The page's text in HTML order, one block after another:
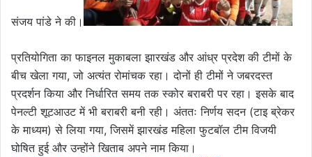
संजय पांडे ने की।
प्रतियोगिता का फाइनल मुकाबला झारखंड और आंध्र प्रदेश की टीमों के
बीच खेला गया, जो अत्यंत रोमांचक रहा। दोनों ही टीमों ने जबरदस्त
प्रदर्शन किया और निर्धारित समय तक स्कोर बराबरी पर रहा। इसके बाद
पेनल्टी शूटआउट में भी बराबरी बनी रही। अंततः निर्णय सदन (टाइ ब्रेकर
के माध्यम) से लिया गया, जिसमें झारखंड महिला फुटबॉल टीम विजयी
घोषित हुई और उन्होंने खिताब अपने नाम किया।